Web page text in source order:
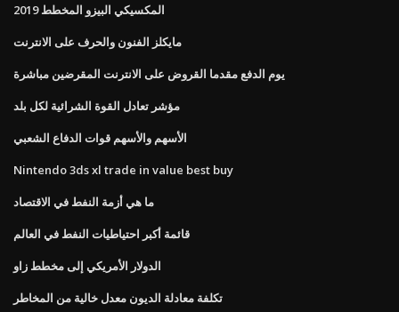
المكسيكي البيزو المخطط 2019
مايكلز الفنون والحرف على الانترنت
يوم الدفع مقدما القروض على الانترنت المقرضين مباشرة
مؤشر تعادل القوة الشرائية لكل بلد
الأسهم والأسهم قوات الدفاع الشعبي
Nintendo 3ds xl trade in value best buy
ما هي أزمة النفط في الاقتصاد
قائمة أكبر احتياطيات النفط في العالم
الدولار الأمريكي إلى مخطط زاو
تكلفة معادلة الديون معدل خالية من المخاطر